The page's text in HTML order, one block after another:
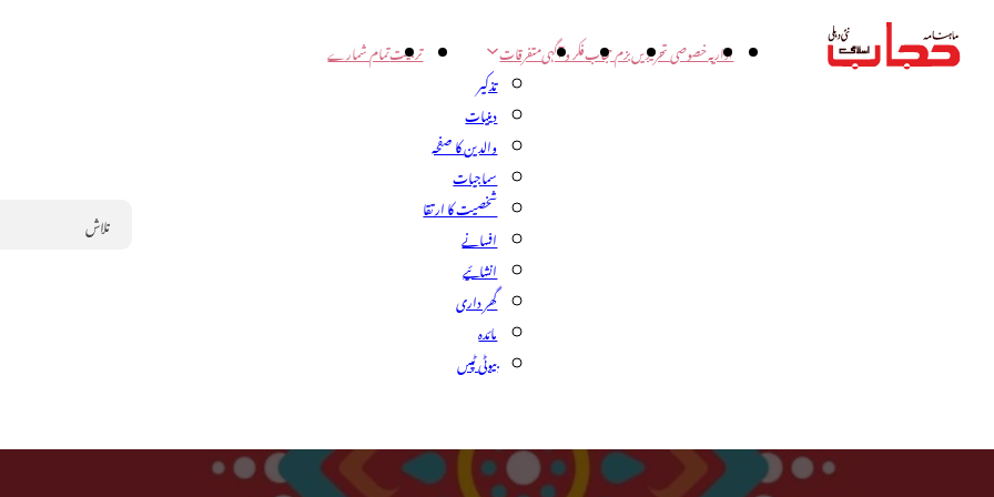
اداریہخصوصی تحریریںبزم حجابفکر و آگہیمتفرقات
تذکیر
دینیات
والدین کا صفحہ
سماجیات
شخصیت کا ارتقا
افسانے
انشائیے
گھر داری
مائدہ
بیوٹی ٹپس
تربیتتمام شمارے
Search